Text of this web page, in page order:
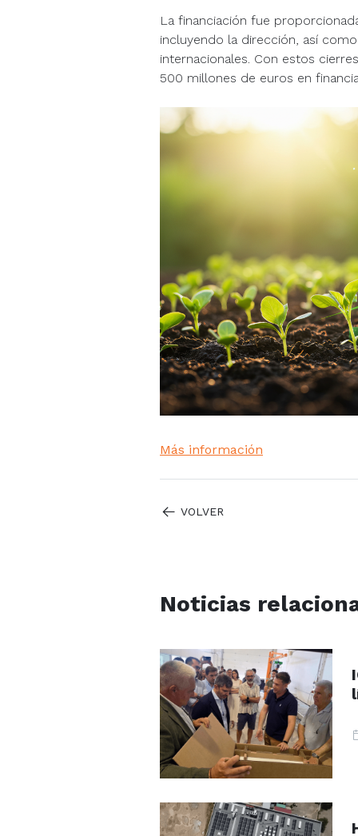
La financiación fue
incluyendo la dirección, así
internacionales. Con estos
500 millones de euros en
Más información
VOLVER
Noticias